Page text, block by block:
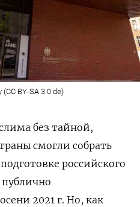
BY-SA 3.0 de)
без тайной,
смогли собрать
российского
2021 г. Но, как